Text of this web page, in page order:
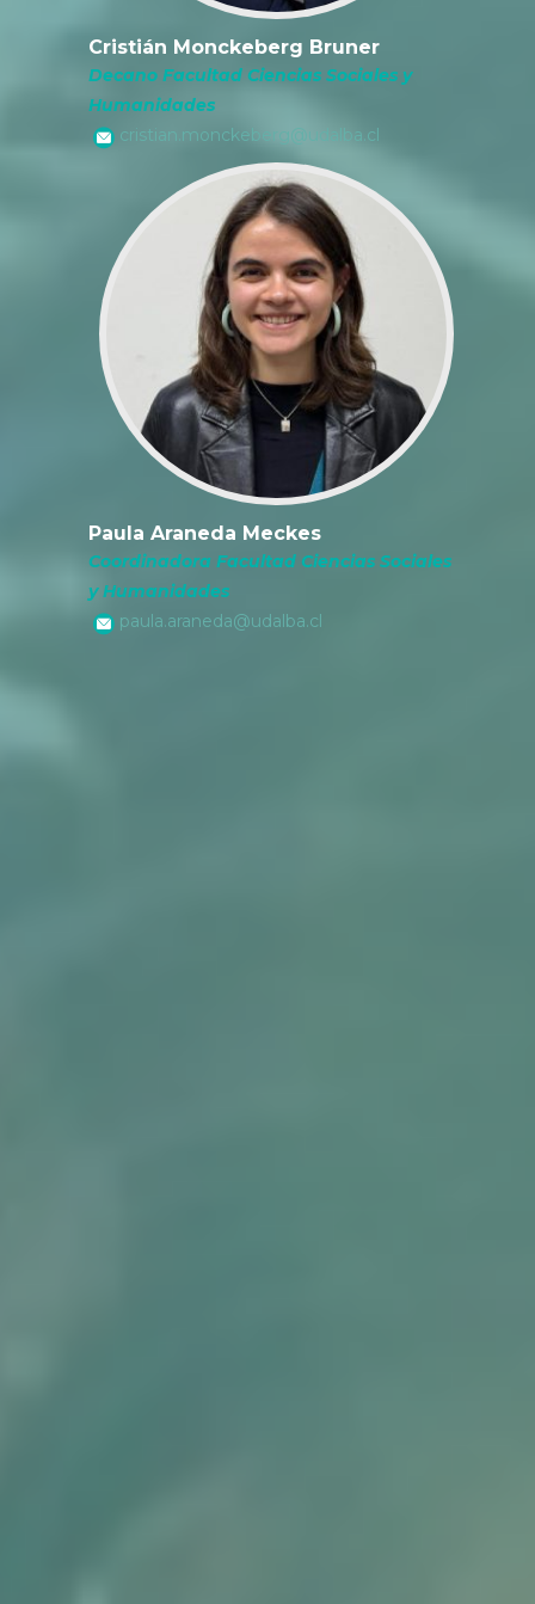
Cristián Monckeberg Bruner
Decano Facultad Ciencias Sociales y
Humanidades
cristian.monckeberg@udalba.cl
Paula Araneda Meckes
Coordinadora Facultad Ciencias Sociales
y Humanidades
paula.araneda@udalba.cl